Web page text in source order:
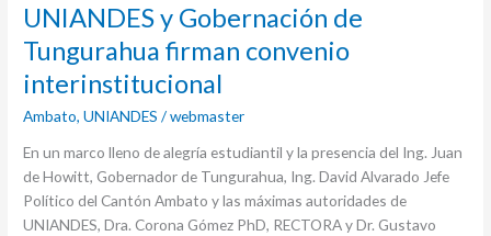
UNIANDES y Gobernación de
Tungurahua firman convenio
interinstitucional
Ambato,UNIANDES /webmaster
En un marco lleno de alegría estudiantil y la presencia del Ing. Juan
de Howitt, Gobernador de Tungurahua, Ing. David Alvarado Jefe
Político del Cantón Ambato y las máximas autoridades de
UNIANDES, Dra. Corona Gómez PhD, RECTORA y Dr. Gustavo
UNIANDES
Gobernación
de
Tungurahua
convenio
interinstitucional